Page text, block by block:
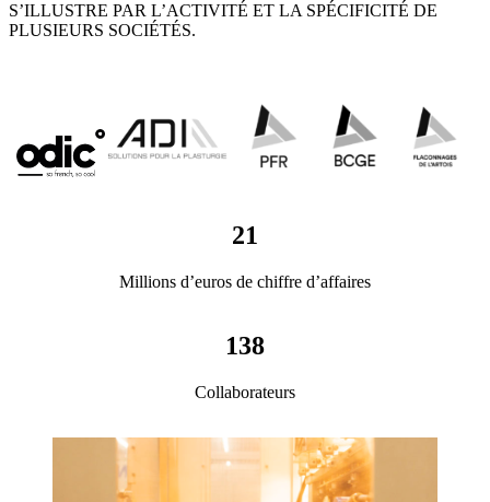
S’ILLUSTRE PAR L’ACTIVITÉ ET LA SPÉCIFICITÉ DE
PLUSIEURS SOCIÉTÉS.
21
Millions d’euros de chiffre d’affaires
138
Collaborateurs